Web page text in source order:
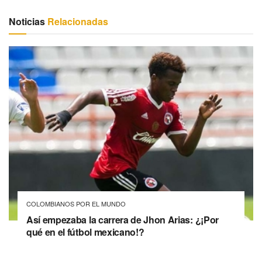
Noticias Relacionadas
COLOMBIANOS POR EL MUNDO
Así empezaba la carrera de Jhon Arias: ¿¡Por
qué en el fútbol mexicano!?